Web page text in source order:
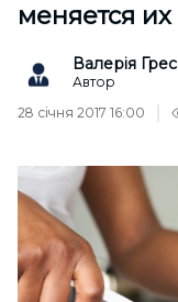
меняется
Валерія
Автор
28 січня 2017 16:00